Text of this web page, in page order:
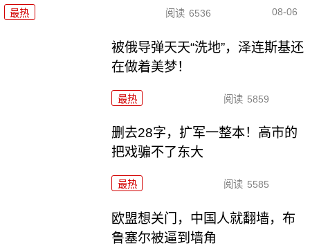
最热 阅读 6536 08-06
被俄导弹天天“洗地”，泽连斯基还
在做着美梦！
最热 阅读 5859
删去28字，扩军一整本！高市的
把戏骗不了东大
最热 阅读 5585
欧盟想关门，中国人就翻墙，布
鲁塞尔被逼到墙角